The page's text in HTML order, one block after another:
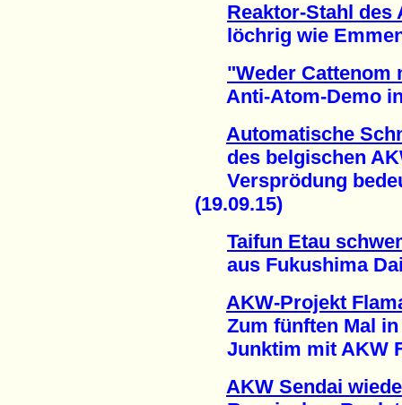
Reaktor-Stahl des
löchrig wie
"Weder Cattenom
Anti-Atom-Demo in
Automatische
des belgischen
Versprödung
(19.09.15)
Taifun Etau
aus Fukushima
AKW-Projekt
Zum fünften Mal in
Junktim mit AKW
AKW Sendai